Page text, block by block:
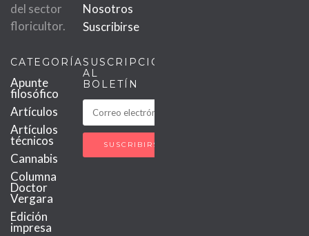
del sector
floricultor.
Nosotros
Suscribirse
CATEGORÍAS
Apunte
filosófico
Artículos
Artículos
técnicos
Cannabis
Columna
Doctor
Vergara
Edición
impresa
SUSCRIPCIÓN
AL
BOLETÍN